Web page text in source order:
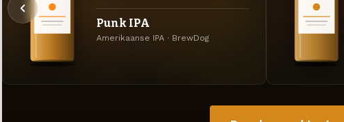
Punk IPA
Amerikaanse IPA · BrewDog